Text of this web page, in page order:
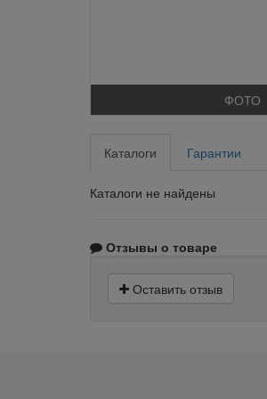
ФОТО
Каталоги Гарантии
Каталоги не найдены
Отзывы о товаре
Оставить отзыв